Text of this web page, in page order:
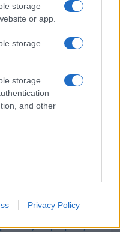
storage
or app.
storage
storage
and other
Privacy Policy
για μόνιμο διορισμό
διοριστέων ΑΣΕΠ
- 18:23
ΠΕ
μεταβατικής
τους διορισμούς